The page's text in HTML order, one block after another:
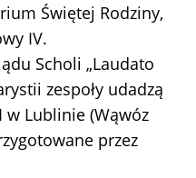
Świętej Rodziny,
IV.
Scholi „Laudato
zespoły udadzą
w Lublinie (Wąwóz
przez